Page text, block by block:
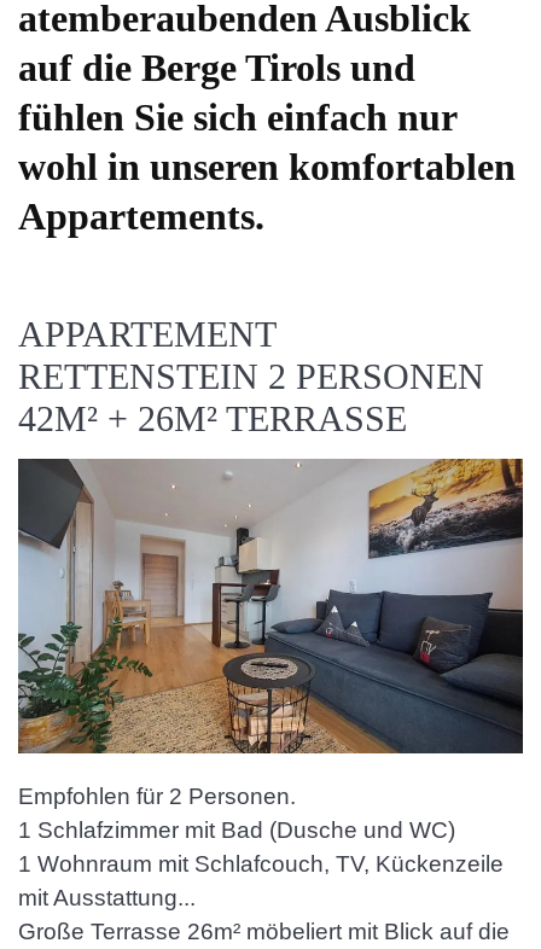
atemberaubenden Ausblick
auf die Berge Tirols und
fühlen Sie sich einfach nur
wohl in unseren komfortablen
Appartements.
APPARTEMENT
RETTENSTEIN 2 PERSONEN
42M² + 26M² TERRASSE
Empfohlen für 2 Personen.
1 Schlafzimmer mit Bad (Dusche und WC)
1 Wohnraum mit Schlafcouch, TV, Kückenzeile
mit Ausstattung...
Große Terrasse 26m² möbeliert mit Blick auf die